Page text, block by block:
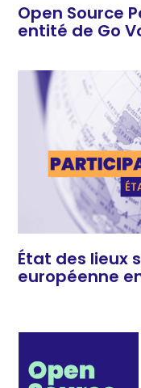
Open Source
entité de Go
État des lieux
européenne